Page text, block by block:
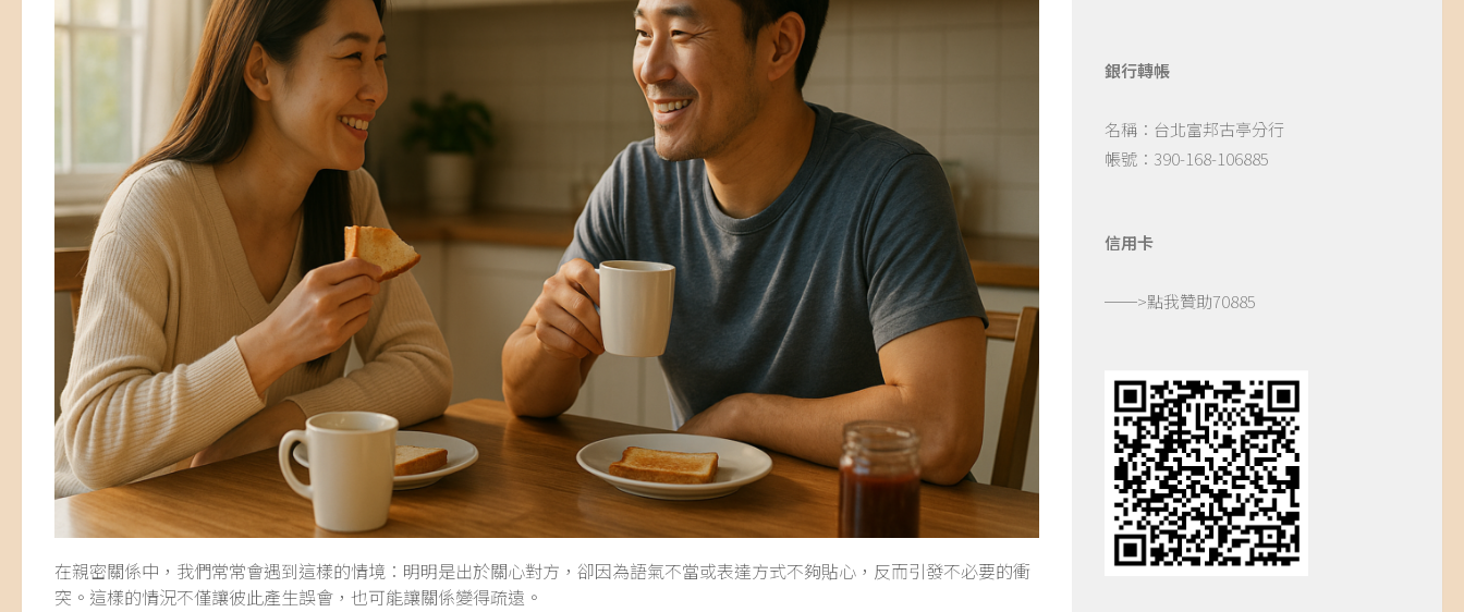
在親密關係中，我們常常會遇到這樣的情境：明明是出於關心對方，卻因為語氣不當或表達方式不夠貼心，反而引發不必要的衝
突。這樣的情況不僅讓彼此產生誤會，也可能讓關係變得疏遠。
銀行轉帳
名稱：台北富邦古亭分行
帳號：390-168-106885
信用卡
──>點我贊助70885